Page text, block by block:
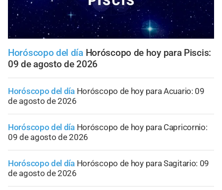
Horóscopo del día Horóscopo de hoy para Piscis:
09 de agosto de 2026
Horóscopo del día Horóscopo de hoy para Acuario: 09
de agosto de 2026
Horóscopo del día Horóscopo de hoy para Capricornio:
09 de agosto de 2026
Horóscopo del día Horóscopo de hoy para Sagitario: 09
de agosto de 2026